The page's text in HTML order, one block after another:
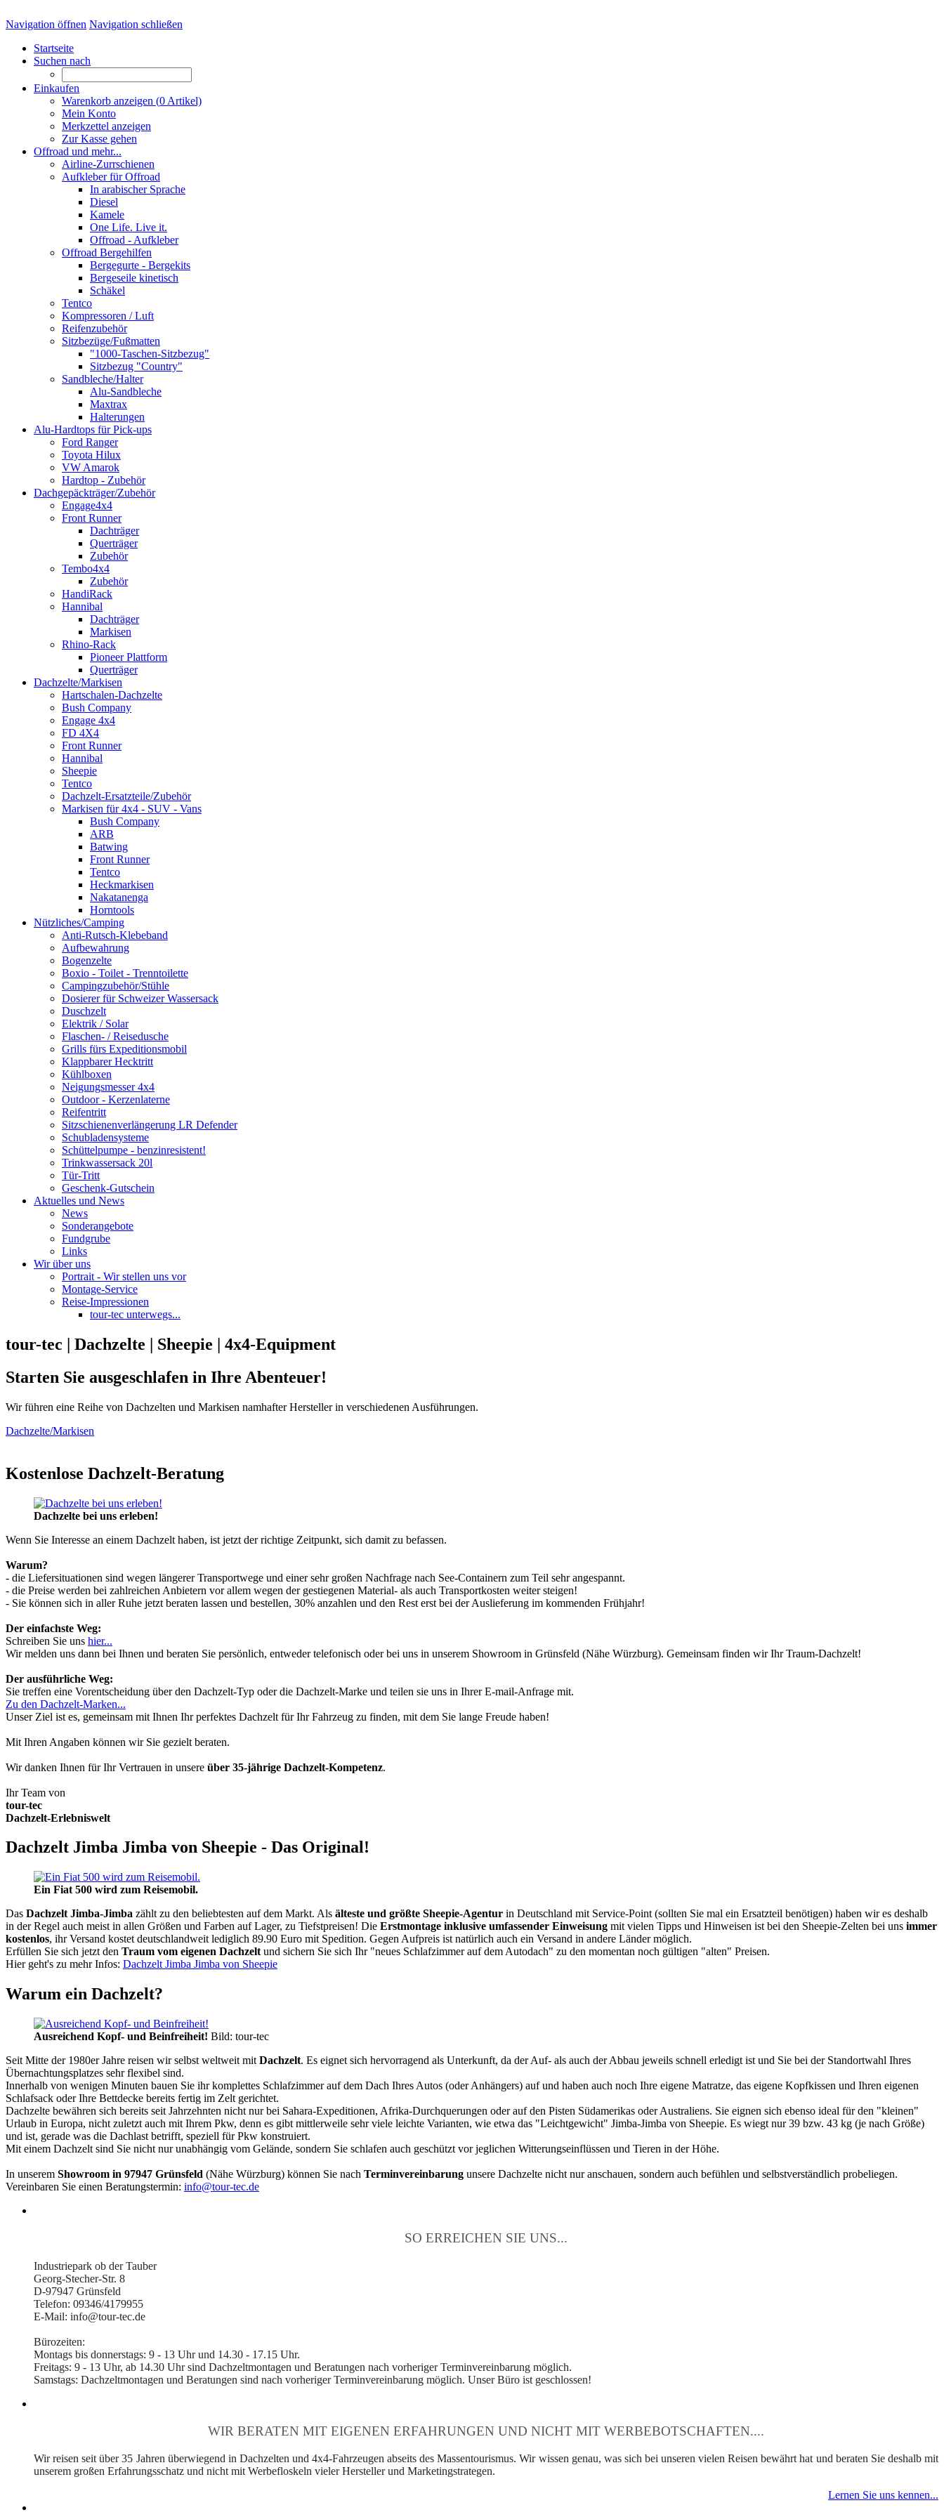
Navigation öffnen Navigation schließen
Startseite
Suchen nach
Einkaufen
Warenkorb anzeigen (0 Artikel)
Mein Konto
Merkzettel anzeigen
Zur Kasse gehen
Offroad und mehr...
Airline-Zurrschienen
Aufkleber für Offroad
In arabischer Sprache
Diesel
Kamele
One Life. Live it.
Offroad - Aufkleber
Offroad Bergehilfen
Bergegurte - Bergekits
Bergeseile kinetisch
Schäkel
Tentco
Kompressoren / Luft
Reifenzubehör
Sitzbezüge/Fußmatten
"1000-Taschen-Sitzbezug"
Sitzbezug "Country"
Sandbleche/Halter
Alu-Sandbleche
Maxtrax
Halterungen
Alu-Hardtops für Pick-ups
Ford Ranger
Toyota Hilux
VW Amarok
Hardtop - Zubehör
Dachgepäckträger/Zubehör
Engage4x4
Front Runner
Dachträger
Querträger
Zubehör
Tembo4x4
Zubehör
HandiRack
Hannibal
Dachträger
Markisen
Rhino-Rack
Pioneer Plattform
Querträger
Dachzelte/Markisen
Hartschalen-Dachzelte
Bush Company
Engage 4x4
FD 4X4
Front Runner
Hannibal
Sheepie
Tentco
Dachzelt-Ersatzteile/Zubehör
Markisen für 4x4 - SUV - Vans
Bush Company
ARB
Batwing
Front Runner
Tentco
Heckmarkisen
Nakatanenga
Horntools
Nützliches/Camping
Anti-Rutsch-Klebeband
Aufbewahrung
Bogenzelte
Boxio - Toilet - Trenntoilette
Campingzubehör/Stühle
Dosierer für Schweizer Wassersack
Duschzelt
Elektrik / Solar
Flaschen- / Reisedusche
Grills fürs Expeditionsmobil
Klappbarer Hecktritt
Kühlboxen
Neigungsmesser 4x4
Outdoor - Kerzenlaterne
Reifentritt
Sitzschienenverlängerung LR Defender
Schubladensysteme
Schüttelpumpe - benzinresistent!
Trinkwassersack 20l
Tür-Tritt
Geschenk-Gutschein
Aktuelles und News
News
Sonderangebote
Fundgrube
Links
Wir über uns
Portrait - Wir stellen uns vor
Montage-Service
Reise-Impressionen
tour-tec unterwegs...
tour-tec | Dachzelte | Sheepie | 4x4-Equipment
Starten Sie ausgeschlafen in Ihre Abenteuer!
Wir führen eine Reihe von Dachzelten und Markisen namhafter Hersteller in verschiedenen Ausführungen.
Dachzelte/Markisen
Kostenlose Dachzelt-Beratung
Dachzelte bei uns erleben!
Wenn Sie Interesse an einem Dachzelt haben, ist jetzt der richtige Zeitpunkt, sich damit zu befassen.
Warum?
- die Liefersituationen sind wegen längerer Transportwege und einer sehr großen Nachfrage nach See-Containern zum Teil sehr angespannt.
- die Preise werden bei zahlreichen Anbietern vor allem wegen der gestiegenen Material- als auch Transportkosten weiter steigen!
- Sie können sich in aller Ruhe jetzt beraten lassen und bestellen, 30% anzahlen und den Rest erst bei der Auslieferung im kommenden Frühjahr!
Der einfachste Weg:
Schreiben Sie uns hier...
Wir melden uns dann bei Ihnen und beraten Sie persönlich, entweder telefonisch oder bei uns in unserem Showroom in Grünsfeld (Nähe Würzburg). Gemeinsam finden wir Ihr Traum-Dachzelt!
Der ausführliche Weg:
Sie treffen eine Vorentscheidung über den Dachzelt-Typ oder die Dachzelt-Marke und teilen sie uns in Ihrer E-mail-Anfrage mit.
Zu den Dachzelt-Marken...
Unser Ziel ist es, gemeinsam mit Ihnen Ihr perfektes Dachzelt für Ihr Fahrzeug zu finden, mit dem Sie lange Freude haben!
Mit Ihren Angaben können wir Sie gezielt beraten.
Wir danken Ihnen für Ihr Vertrauen in unsere über 35-jährige Dachzelt-Kompetenz.
Ihr Team von
tour-tec
Dachzelt-Erlebniswelt
Dachzelt Jimba Jimba von Sheepie - Das Original!
Ein Fiat 500 wird zum Reisemobil.
Das Dachzelt Jimba-Jimba zählt zu den beliebtesten auf dem Markt. Als älteste und größte Sheepie-Agentur in Deutschland mit Service-Point (sollten Sie mal ein Ersatzteil benötigen) haben wir es deshalb
in der Regel auch meist in allen Größen und Farben auf Lager, zu Tiefstpreisen! Die Erstmontage inklusive umfassender Einweisung mit vielen Tipps und Hinweisen ist bei den Sheepie-Zelten bei uns immer
kostenlos, ihr Versand kostet deutschlandweit lediglich 89.90 Euro mit Spedition. Gegen Aufpreis ist natürlich auch ein Versand in andere Länder möglich.
Erfüllen Sie sich jetzt den Traum vom eigenen Dachzelt und sichern Sie sich Ihr "neues Schlafzimmer auf dem Autodach" zu den momentan noch gültigen "alten" Preisen.
Hier geht's zu mehr Infos: Dachzelt Jimba Jimba von Sheepie
Warum ein Dachzelt?
Ausreichend Kopf- und Beinfreiheit! Bild: tour-tec
Seit Mitte der 1980er Jahre reisen wir selbst weltweit mit Dachzelt. Es eignet sich hervorragend als Unterkunft, da der Auf- als auch der Abbau jeweils schnell erledigt ist und Sie bei der Standortwahl Ihres
Übernachtungsplatzes sehr flexibel sind.
Innerhalb von wenigen Minuten bauen Sie ihr komplettes Schlafzimmer auf dem Dach Ihres Autos (oder Anhängers) auf und haben auch noch Ihre eigene Matratze, das eigene Kopfkissen und Ihren eigenen
Schlafsack oder Ihre Bettdecke bereits fertig im Zelt gerichtet.
Dachzelte bewähren sich bereits seit Jahrzehnten nicht nur bei Sahara-Expeditionen, Afrika-Durchquerungen oder auf den Pisten Südamerikas oder Australiens. Sie eignen sich ebenso ideal für den "kleinen"
Urlaub in Europa, nicht zuletzt auch mit Ihrem Pkw, denn es gibt mittlerweile sehr viele leichte Varianten, wie etwa das "Leichtgewicht" Jimba-Jimba von Sheepie. Es wiegt nur 39 bzw. 43 kg (je nach Größe)
und ist, gerade was die Dachlast betrifft, speziell für Pkw konstruiert.
Mit einem Dachzelt sind Sie nicht nur unabhängig vom Gelände, sondern Sie schlafen auch geschützt vor jeglichen Witterungseinflüssen und Tieren in der Höhe.
In unserem Showroom in 97947 Grünsfeld (Nähe Würzburg) können Sie nach Terminvereinbarung unsere Dachzelte nicht nur anschauen, sondern auch befühlen und selbstverständlich probeliegen.
Vereinbaren Sie einen Beratungstermin: info@tour-tec.de
SO ERREICHEN SIE UNS...
Industriepark ob der Tauber
Georg-Stecher-Str. 8
D-97947 Grünsfeld
Telefon: 09346/4179955
E-Mail: info@tour-tec.de
Bürozeiten:
Montags bis donnerstags: 9 - 13 Uhr und 14.30 - 17.15 Uhr.
Freitags: 9 - 13 Uhr, ab 14.30 Uhr sind Dachzeltmontagen und Beratungen nach vorheriger Terminvereinbarung möglich.
Samstags: Dachzeltmontagen und Beratungen sind nach vorheriger Terminvereinbarung möglich. Unser Büro ist geschlossen!
WIR BERATEN MIT EIGENEN ERFAHRUNGEN UND NICHT MIT WERBEBOTSCHAFTEN....
Wir reisen seit über 35 Jahren überwiegend in Dachzelten und 4x4-Fahrzeugen abseits des Massentourismus. Wir wissen genau, was sich bei unseren vielen Reisen bewährt hat und beraten Sie deshalb mit
unserem großen Erfahrungsschatz und nicht mit Werbefloskeln vieler Hersteller und Marketingstrategen.
Lernen Sie uns kennen...